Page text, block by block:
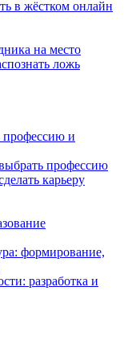
в жёстком онлайн
на место
ложь
профессию и
профессию
карьеру
формирование,
разработка и